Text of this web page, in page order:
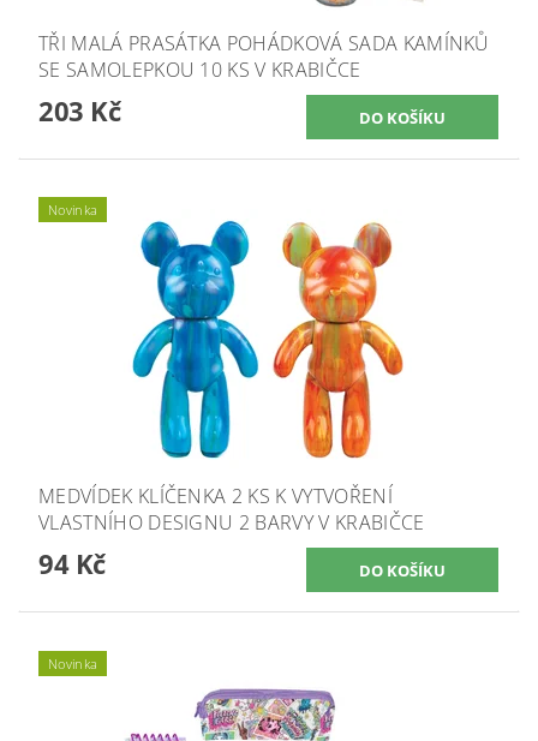
TŘI MALÁ PRASÁTKA POHÁDKOVÁ SADA KAMÍNKŮ
SE SAMOLEPKOU 10 KS V KRABIČCE
203 Kč
Novinka
MEDVÍDEK KLÍČENKA 2 KS K VYTVOŘENÍ
VLASTNÍHO DESIGNU 2 BARVY V KRABIČCE
94 Kč
Novinka